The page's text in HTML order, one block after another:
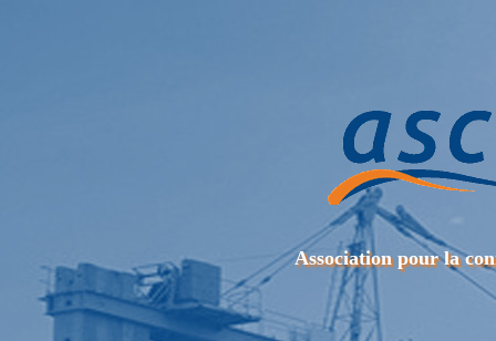
Association pour la